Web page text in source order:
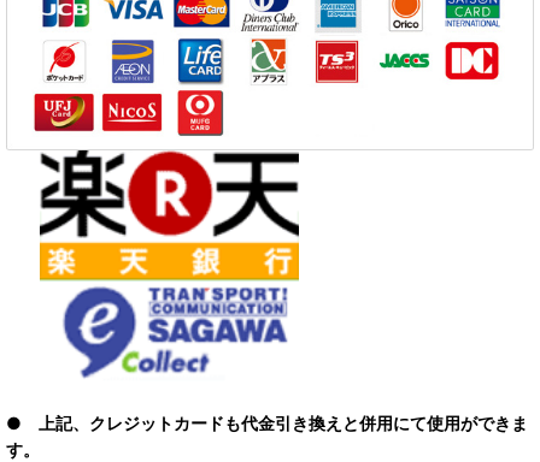
● 上記、クレジットカードも代金引き換えと併用にて使用ができま
す。